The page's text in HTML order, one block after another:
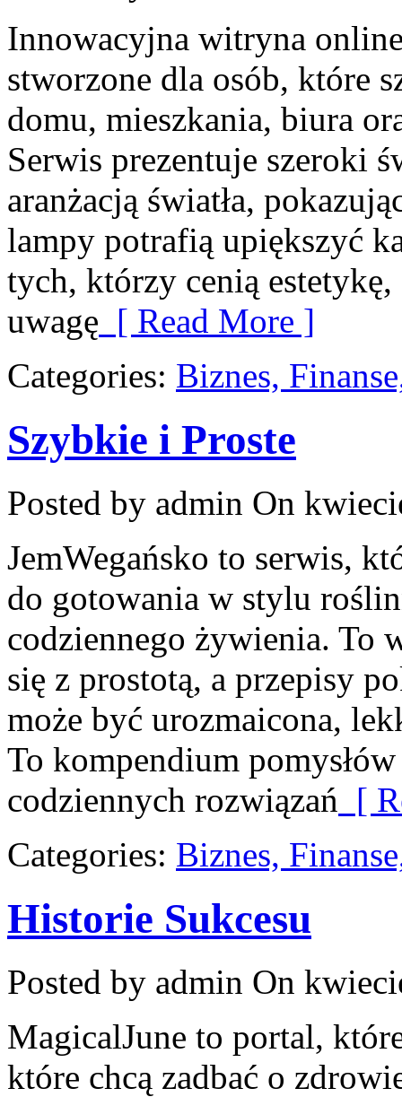
Innowacyjna witryna
stworzone dla osób, które
domu, mieszkania, biura
Serwis prezentuje szeroki
aranżacją światła,
lampy potrafią upiększyć
tych, którzy cenią
uwagę [ Read More ]
Categories: Biznes,
Szybkie i Proste
Posted by admin On
JemWegańsko to serwis,
do gotowania w stylu
codziennego żywienia. To
się z prostotą, a przepisy
może być urozmaicona,
To kompendium
codziennych rozwiązań [
Categories: Biznes,
Historie Sukcesu
Posted by admin On
MagicalJune to portal,
które chcą zadbać o